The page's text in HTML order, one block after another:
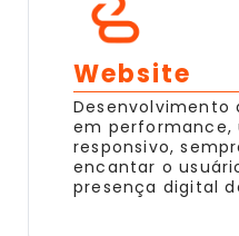
Website
Desenvolvimento
em performance,
responsivo,
encantar o
presença digital